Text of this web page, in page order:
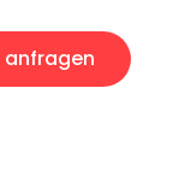
anfragen